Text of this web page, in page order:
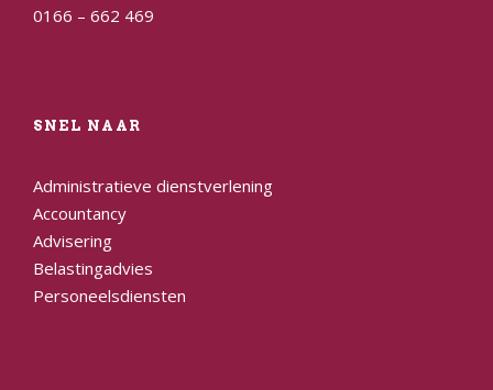
0166 – 662 469
SNEL NAAR
Administratieve dienstverlening
Accountancy
Advisering
Belastingadvies
Personeelsdiensten